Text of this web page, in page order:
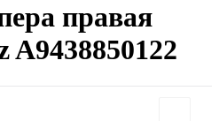
правая
A9438850122